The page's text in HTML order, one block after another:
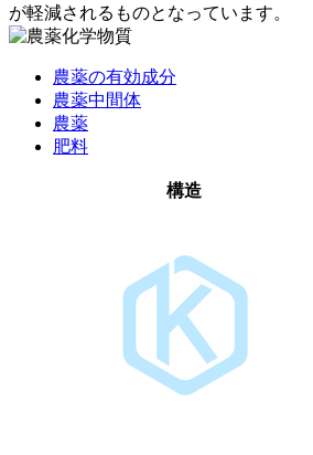
が軽減されるものとなっています。
農薬の有効成分
農薬中間体
農薬
肥料
構造